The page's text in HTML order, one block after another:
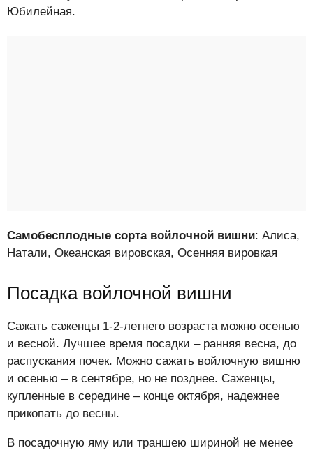
Юбилейная.
Самобесплодные сорта войлочной вишни: Алиса,
Натали, Океанская вировская, Осенняя вировкая
Посадка войлочной вишни
Сажать саженцы 1-2-летнего возраста можно осенью
и весной. Лучшее время посадки – ранняя весна, до
распускания почек. Можно сажать войлочную вишню
и осенью – в сентябре, но не позднее. Саженцы,
купленные в середине – конце октября, надежнее
прикопать до весны.
В посадочную яму или траншею шириной не менее